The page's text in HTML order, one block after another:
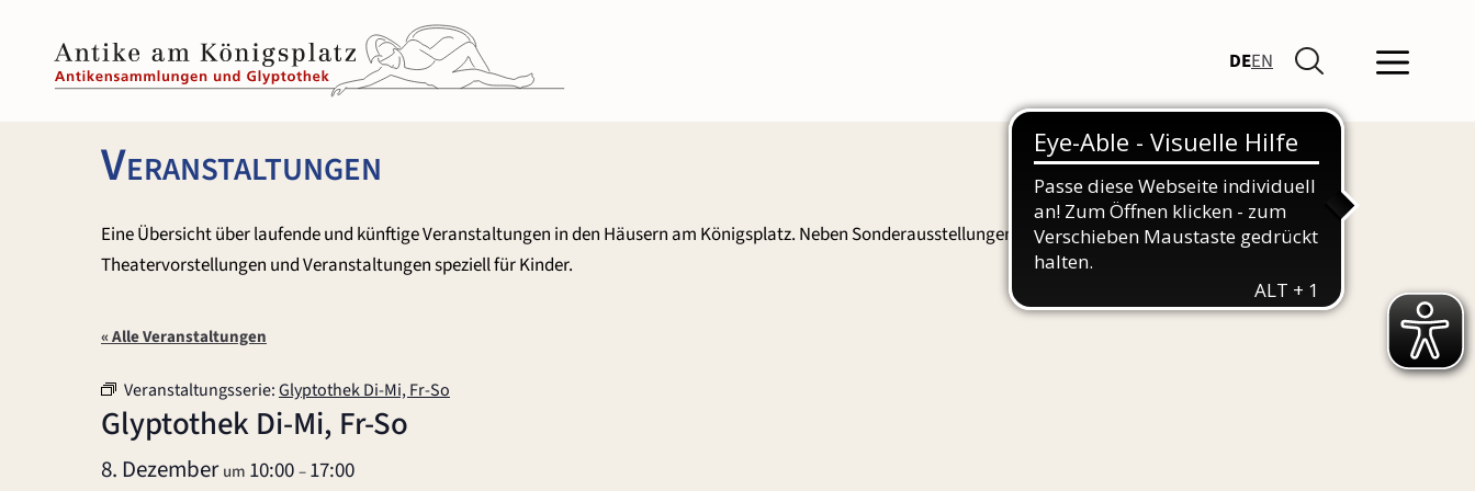
springen
DEEN
Veranstaltungen
Eine Übersicht über laufende und künftige Veranstaltungen in den Häusern am Königsplatz. Neben Sonderausstellungen und Führungen finden Sie hier auch
Theatervorstellungen und Veranstaltungen speziell für Kinder.
« Alle Veranstaltungen
Veranstaltungsserie:Glyptothek Di-Mi, Fr-So
Glyptothek Di-Mi, Fr-So
8. Dezemberum 10:00–17:00